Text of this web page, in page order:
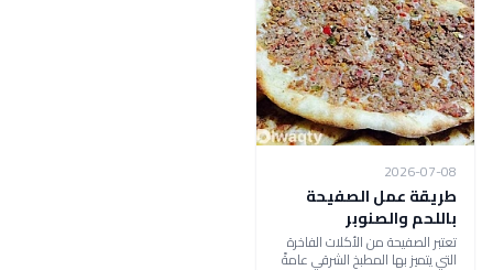
2026-07-08
طريقة عمل الصفيحة
باللحم والصنوبر
تعتبر الصفيحة من الأكلات الفاخرة
التي يتميز بها المطبخ الشرقي عامةً